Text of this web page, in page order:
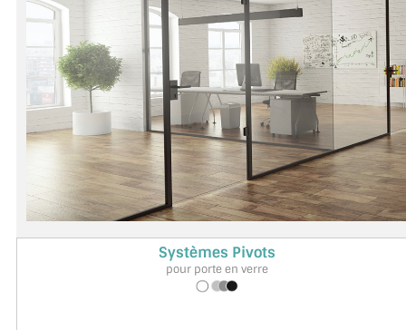
Systèmes Pivots
pour porte en verre